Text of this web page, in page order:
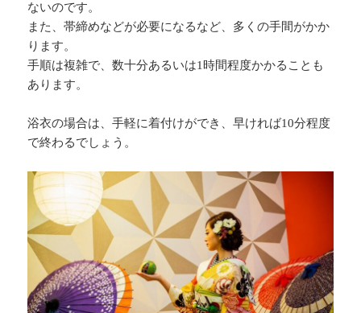
ないのです。
また、帯締めなどが必要になるなど、多くの手間がかか
ります。
手順は複雑で、数十分あるいは1時間程度かかることも
あります。
浴衣の場合は、手軽に着付けができ、早ければ10分程度
で終わるでしょう。